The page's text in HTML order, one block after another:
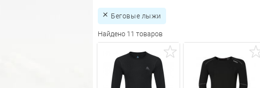
Беговые лыжи
Найдено 11 товаров